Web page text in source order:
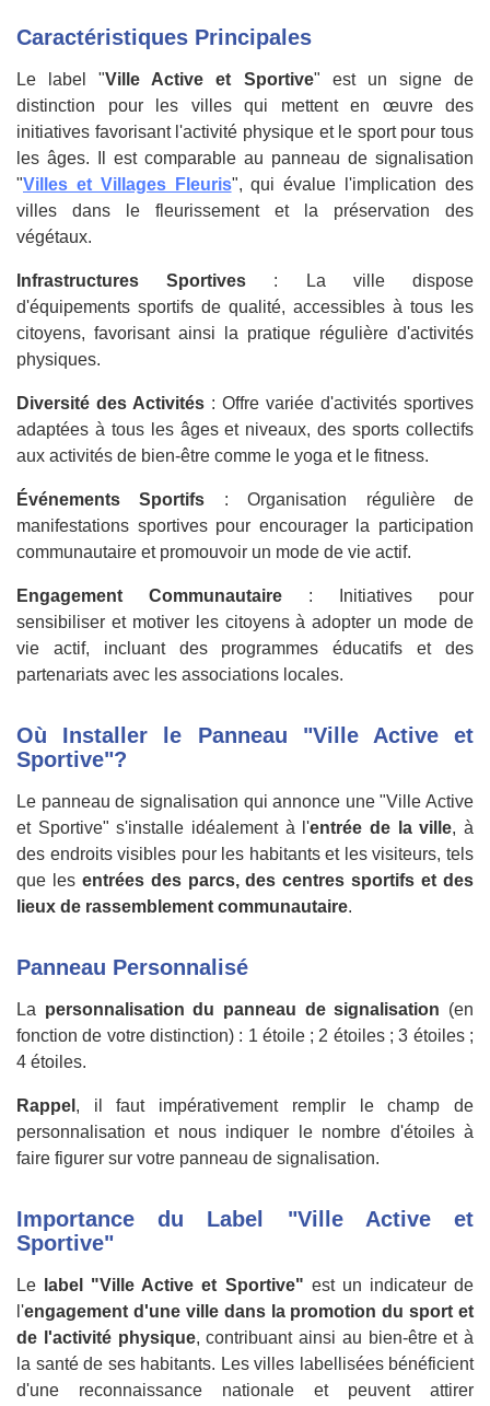
Caractéristiques Principales
Le label "Ville Active et Sportive" est un signe de
distinction pour les villes qui mettent en œuvre des
initiatives favorisant l'activité physique et le sport pour tous
les âges. Il est comparable au panneau de signalisation
"Villes et Villages Fleuris", qui évalue l'implication des
villes dans le fleurissement et la préservation des
végétaux.
Infrastructures Sportives : La ville dispose
d'équipements sportifs de qualité, accessibles à tous les
citoyens, favorisant ainsi la pratique régulière d'activités
physiques.
Diversité des Activités : Offre variée d'activités sportives
adaptées à tous les âges et niveaux, des sports collectifs
aux activités de bien-être comme le yoga et le fitness.
Événements Sportifs : Organisation régulière de
manifestations sportives pour encourager la participation
communautaire et promouvoir un mode de vie actif.
Engagement Communautaire : Initiatives pour
sensibiliser et motiver les citoyens à adopter un mode de
vie actif, incluant des programmes éducatifs et des
partenariats avec les associations locales.
Où Installer le Panneau "Ville Active et
Sportive"?
Le panneau de signalisation qui annonce une "Ville Active
et Sportive" s'installe idéalement à l'entrée de la ville, à
des endroits visibles pour les habitants et les visiteurs, tels
que les entrées des parcs, des centres sportifs et des
lieux de rassemblement communautaire.
Panneau Personnalisé
La personnalisation du panneau de signalisation (en
fonction de votre distinction) : 1 étoile ; 2 étoiles ; 3 étoiles ;
4 étoiles.
Rappel , il faut impérativement remplir le champ de
personnalisation et nous indiquer le nombre d'étoiles à
faire figurer sur votre panneau de signalisation.
Importance du Label "Ville Active et
Sportive"
Le label "Ville Active et Sportive" est un indicateur de
l'engagement d'une ville dans la promotion du sport et
de l'activité physique, contribuant ainsi au bien-être et à
la santé de ses habitants. Les villes labellisées bénéficient
d'une reconnaissance nationale et peuvent attirer